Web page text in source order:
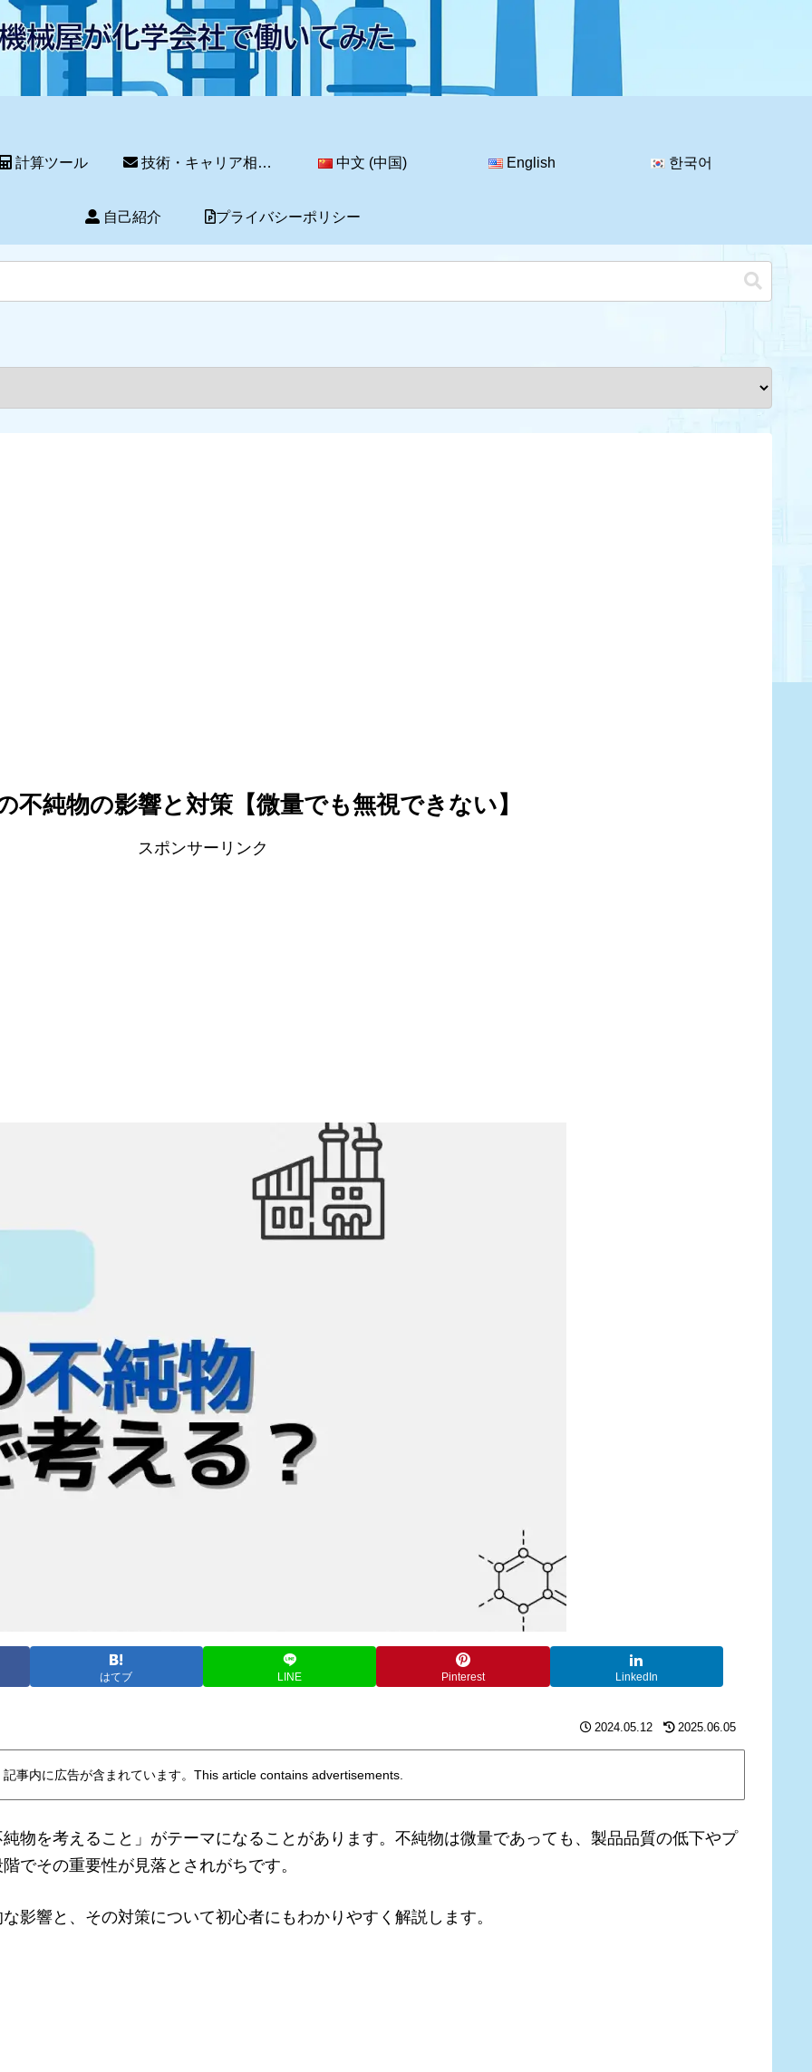
計算ツール 技術・キャリア相談サービス 中文 (中国) English 한국어
自己紹介 プライバシーポリシー
不純物の影響と対策【微量でも無視できない】
スポンサーリンク
はてブ LINE Pinterest LinkedIn
2024.05.12 2025.06.05
記事内に広告が含まれています。This article contains advertisements.
物を考えること」がテーマになることがあります。不純物は微量であっても、製品品質の低下やプ
でその重要性が見落とされがちです。
影響と、その対策について初心者にもわかりやすく解説します。